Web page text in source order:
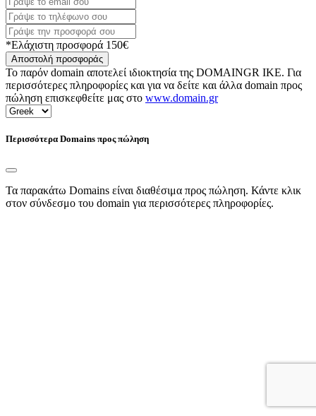
*Ελάχιστη προσφορά 150€
Αποστολή προσφοράς
Το παρόν domain αποτελεί ιδιοκτησία της DOMAINGR ΙΚΕ. Για
περισσότερες πληροφορίες και για να δείτε και άλλα domain προς
πώληση επισκεφθείτε μας στο www.domain.gr
Περισσότερα Domains προς πώληση
Τα παρακάτω Domains είναι διαθέσιμα προς πώληση. Κάντε κλικ
στον σύνδεσμο του domain για περισσότερες πληροφορίες.